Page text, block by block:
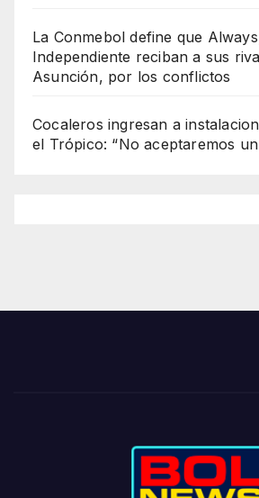
La Conmebol define que
Independiente reciban a sus
Asunción, por los conflictos
Cocaleros ingresan a
el Trópico: “No aceptaremos